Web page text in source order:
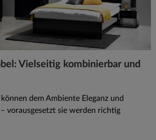
Vielseitig kombinierbar und
dem Ambiente Eleganz und
vorausgesetzt sie werden richtig